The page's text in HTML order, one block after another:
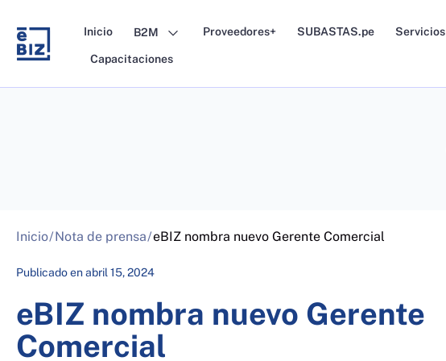
content
Inicio B2M Proveedores+ SUBASTAS.pe Servicios
Capacitaciones
Inicio/Nota de prensa/eBIZ nombra nuevo Gerente Comercial
Publicado enabril 15, 2024
eBIZ nombra nuevo Gerente
Comercial